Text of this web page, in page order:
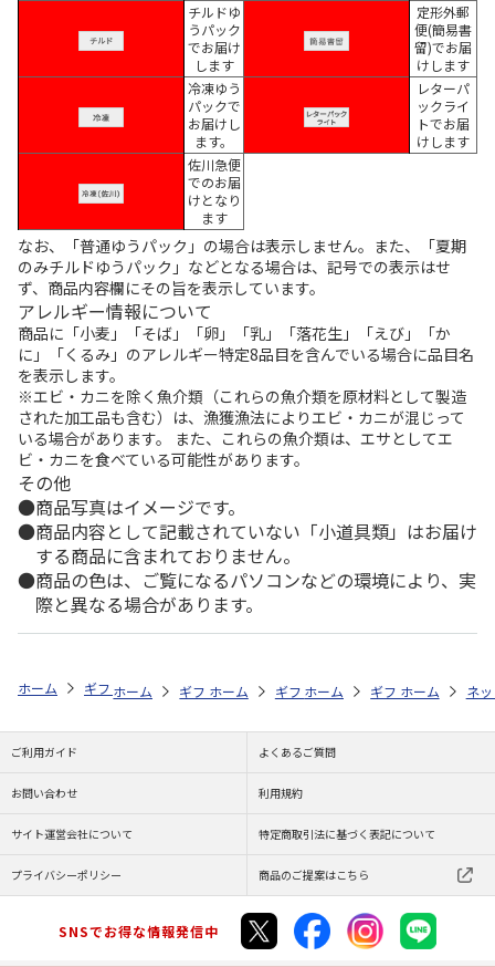
チルドゆ
うパック
でお届け
します
定形外郵
便(簡易書
留)でお届
けします
冷凍ゆう
パックで
お届けし
ます。
レターパ
ックライ
トでお届
けします
佐川急便
でのお届
けとなり
ます
なお、「普通ゆうパック」の場合は表示しません。また、「夏期
のみチルドゆうパック」などとなる場合は、記号での表示はせ
ず、商品内容欄にその旨を表示しています。
アレルギー情報について
商品に「小麦」「そば」「卵」「乳」「落花生」「えび」「か
に」「くるみ」のアレルギー特定8品目を含んでいる場合に品目名
を表示します。
※エビ・カニを除く魚介類（これらの魚介類を原材料として製造
された加工品も含む）は、漁獲漁法によりエビ・カニが混じって
いる場合があります。 また、これらの魚介類は、エサとしてエ
ビ・カニを食べている可能性があります。
その他
商品写真はイメージです。
商品内容として記載されていない「小道具類」はお届け
する商品に含まれておりません。
商品の色は、ご覧になるパソコンなどの環境により、実
際と異なる場合があります。
ホーム ギフトストア お中元・夏ギフト特集 2026 そうめん・麺類
ホーム ギフトストア お中元・夏ギフト特集 2026
ホーム ギフトストア お中元・夏ギフト
ホーム ギフトストア お
ホーム ネ
ご利用ガイド よくあるご質問
お問い合わせ 利用規約
サイト運営会社について 特定商取引法に基づく表記について
プライバシーポリシー 商品のご提案はこちら
SNSでお得な情報発信中